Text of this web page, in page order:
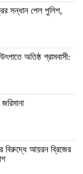
সন্ধান পেল পুলিশ,
অতিষ্ঠ গ্রামবাসী:
বিরুদ্ধে আয়রন ব্রিজের